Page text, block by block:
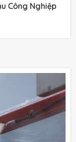
Công Nghiệp